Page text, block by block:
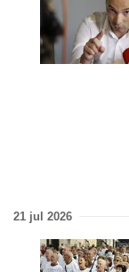
21 jul 2026